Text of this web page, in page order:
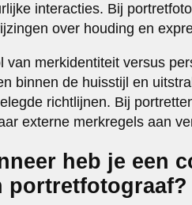
interacties. Bij
over houding en
van merkidentiteit versus
binnen de huisstijl en
richtlijnen. Bij
externe merkregels aan
heb je een
portretfotograaf?